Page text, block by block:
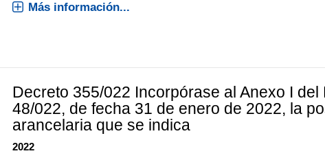
Más información...
Decreto 355/022 Incorpórase al Anexo I del
48/022, de fecha 31 de enero de 2022, la
arancelaria que se indica
2022